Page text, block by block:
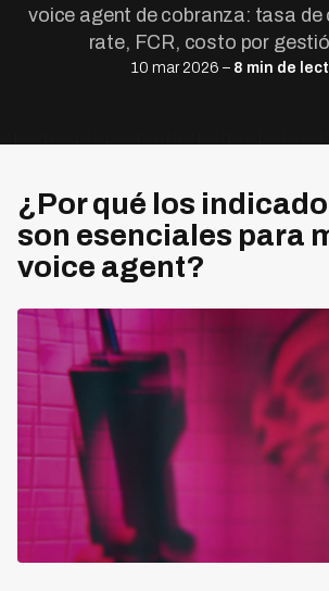
voice agent de cobranza: tasa
rate, FCR, costo por
10 mar 2026 – 8 min de
¿Por qué los
son esenciales para
voice agent?